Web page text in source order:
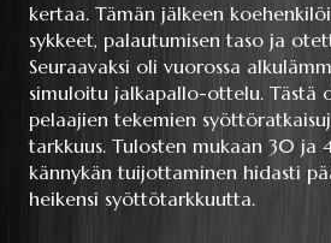
kertaa. Tämän jälkeen
sykkeet, palautumisen taso ja
Seuraavaksi oli vuorossa
simuloitu jalkapallo-ottelu. Tästä
pelaajien tekemien
tarkkuus. Tulosten mukaan 30 ja
kännykän tuijottaminen hidasti
heikensi syöttötarkkuutta.